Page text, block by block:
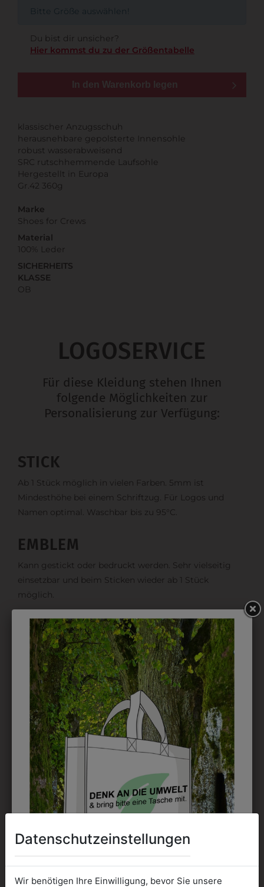
Bitte Größe auswählen!
Du bist dir unsicher?
Hier kommst du zu der Größentabelle
In den Warenkorb legen
klassischer Anzugsschuh
herausnehbare gepolsterte Innensohle
robust wasserabweisend
SRC rutschhemmende Laufsohle
Hergestellt in Europa
Gr.42 360g
Marke
Shoes for Crews
Material
100% Leder
SICHERHEITS
KLASSE
OB
LOGOSERVICE
Für diese Kleidung stehen Ihnen
folgende Möglichkeiten zur
Personalisierung zur Verfügung:
STICK
Ab 1 Stück möglich in vielen Farben. 5mm ist
Mindesthöhe bei einem Schriftzug. Für Logos und
Namen optimal. Waschbar bis zu 95°C.
EMBLEM
Kann gestickt oder bedruckt werden. Sehr vielseitig
einsetzbar und beim Sticken wieder ab 1 Stück
möglich.
DRUCK
Perfekt für große Logos und für kleine Details, jedoch
kostet jede Farbe extra und ist erst ab 12 Stück
möglich. Waschbar bis zu 60°C.
DAS KÖNNTE IHNEN
AUCH GEFALLEN
Datenschutzeinstellungen
Wir benötigen Ihre Einwilligung, bevor Sie unsere